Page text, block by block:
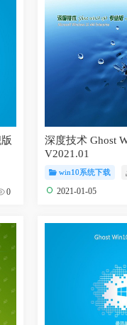
0
深度技术 Ghost
V2021.01
win10系统下载
2021-01-05